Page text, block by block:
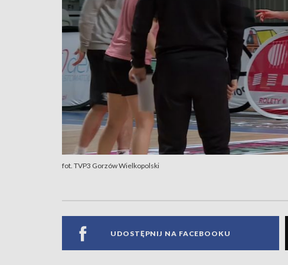
fot. TVP3 Gorzów Wielkopolski
UDOSTĘPNIJ NA FACEBOOKU